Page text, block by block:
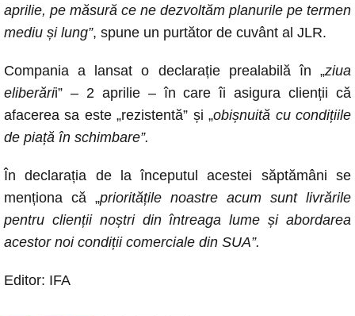
aprilie, pe măsură ce ne dezvoltăm planurile pe termen
mediu și lung”, spune un purtător de cuvânt al JLR.
Compania a lansat o declarație prealabilă în „ziua
eliberării” – 2 aprilie – în care îi asigura clienții că
afacerea sa este „rezistentă” și „obișnuită cu condițiile
de piață în schimbare”.
În declarația de la începutul acestei săptămâni se
menționa că „prioritățile noastre acum sunt livrările
pentru clienții noștri din întreaga lume și abordarea
acestor noi condiții comerciale din SUA”.
Editor: IFA